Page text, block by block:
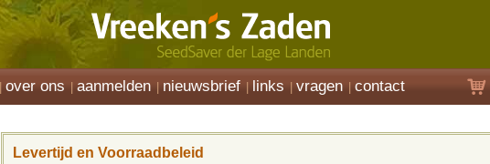
over ons aanmelden nieuwsbrief links vragen contact
Levertijd en Voorraadbeleid